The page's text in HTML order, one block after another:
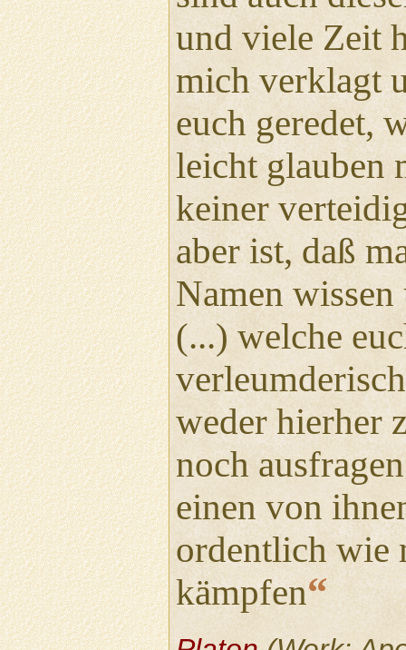
und viele Zeit
mich verklagt
euch geredet,
leicht glauben
keiner
aber ist, daß
Namen
(...) welche
weder hierher
noch
einen von
ordentlich wie
kämpfen“